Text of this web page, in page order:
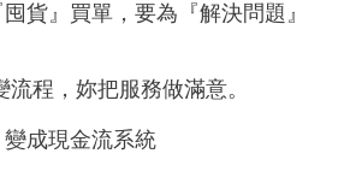
貨』買單，要為『解決問題』
程，妳把服務做滿意。
成現金流系統